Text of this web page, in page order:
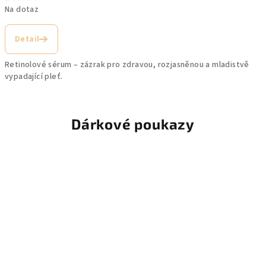
Na dotaz
Detail
Retinolové sérum – zázrak pro zdravou, rozjasněnou a mladistvě
vypadající pleť.
Dárkové poukazy